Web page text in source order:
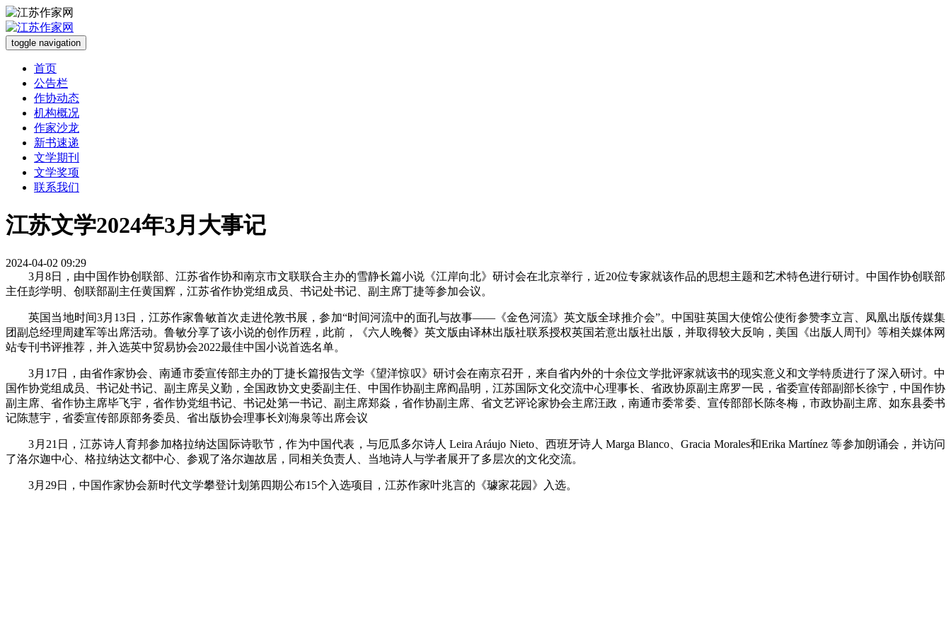
toggle navigation
首页
公告栏
作协动态
机构概况
作家沙龙
新书速递
文学期刊
文学奖项
联系我们
江苏文学2024年3月大事记
2024-04-02 09:29
3月8日，由中国作协创联部、江苏省作协和南京市文联联合主办的雪静长篇小说《江岸向北》研讨会在北京举行，近20位专家就该作品的思想主题和艺术特色进行研讨。中国作协创联部
主任彭学明、创联部副主任黄国辉，江苏省作协党组成员、书记处书记、副主席丁捷等参加会议。
英国当地时间3月13日，江苏作家鲁敏首次走进伦敦书展，参加“时间河流中的面孔与故事——《金色河流》英文版全球推介会”。中国驻英国大使馆公使衔参赞李立言、凤凰出版传媒集
团副总经理周建军等出席活动。鲁敏分享了该小说的创作历程，此前，《六人晚餐》英文版由译林出版社联系授权英国若意出版社出版，并取得较大反响，美国《出版人周刊》等相关媒体网
站专刊书评推荐，并入选英中贸易协会2022最佳中国小说首选名单。
3月17日，由省作家协会、南通市委宣传部主办的丁捷长篇报告文学《望洋惊叹》研讨会在南京召开，来自省内外的十余位文学批评家就该书的现实意义和文学特质进行了深入研讨。中
国作协党组成员、书记处书记、副主席吴义勤，全国政协文史委副主任、中国作协副主席阎晶明，江苏国际文化交流中心理事长、省政协原副主席罗一民，省委宣传部副部长徐宁，中国作协
副主席、省作协主席毕飞宇，省作协党组书记、书记处第一书记、副主席郑焱，省作协副主席、省文艺评论家协会主席汪政，南通市委常委、宣传部部长陈冬梅，市政协副主席、如东县委书
记陈慧宇，省委宣传部原部务委员、省出版协会理事长刘海泉等出席会议
3月21日，江苏诗人育邦参加格拉纳达国际诗歌节，作为中国代表，与厄瓜多尔诗人 Leira Aráujo Nieto、西班牙诗人 Marga Blanco、Gracia Morales和Erika Martínez 等参加朗诵会，并访问
了洛尔迦中心、格拉纳达文都中心、参观了洛尔迦故居，同相关负责人、当地诗人与学者展开了多层次的文化交流。
3月29日，中国作家协会新时代文学攀登计划第四期公布15个入选项目，江苏作家叶兆言的《璩家花园》入选。